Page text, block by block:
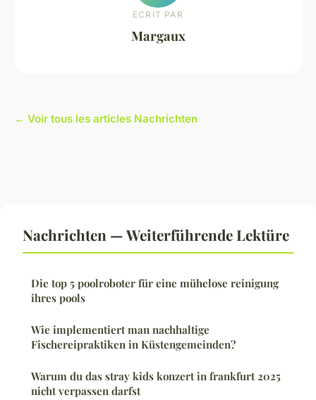
ECRIT PAR
Margaux
← Voir tous les articles Nachrichten
Nachrichten — Weiterführende Lektüre
Die top 5 poolroboter für eine mühelose reinigung
ihres pools
Wie implementiert man nachhaltige
Fischereipraktiken in Küstengemeinden?
Warum du das stray kids konzert in frankfurt 2025
nicht verpassen darfst